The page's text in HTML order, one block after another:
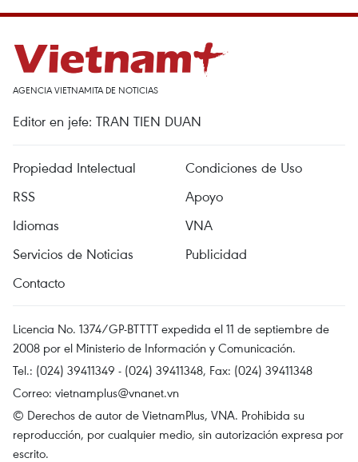
AGENCIA VIETNAMITA DE NOTICIAS
Editor en jefe: TRAN TIEN DUAN
Propiedad Intelectual
Condiciones de Uso
RSS
Apoyo
Idiomas
VNA
Servicios de Noticias
Publicidad
Contacto
Licencia No. 1374/GP-BTTTT expedida el 11 de septiembre de
2008 por el Ministerio de Información y Comunicación.
Tel.: (024) 39411349 - (024) 39411348, Fax: (024) 39411348
Correo: vietnamplus@vnanet.vn
© Derechos de autor de VietnamPlus, VNA. Prohibida su
reproducción, por cualquier medio, sin autorización expresa por
escrito.